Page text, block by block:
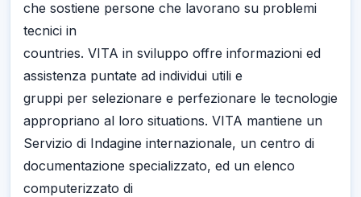
che sostiene persone che lavorano su problemi
tecnici in
countries. VITA in sviluppo offre informazioni ed
assistenza puntate ad individui utili e
gruppi per selezionare e perfezionare le tecnologie
appropriano al loro situations. VITA mantiene un
Servizio di Indagine internazionale, un centro di
documentazione specializzato, ed un elenco
computerizzato di